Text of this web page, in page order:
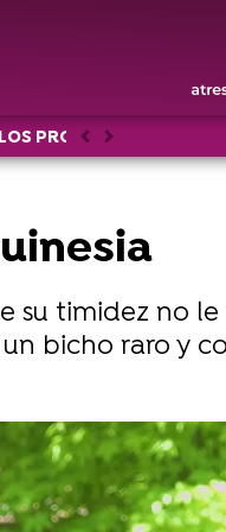
PROTEGIDOS: EL
AnteriorSiguiente
su timidez no
bicho raro y